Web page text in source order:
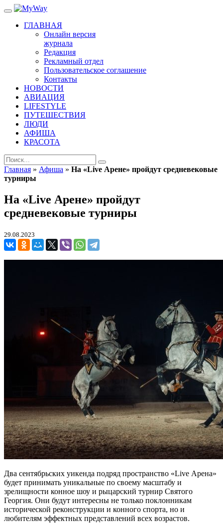
ГЛАВНАЯ
Онлайн версия
журнала
Редакция
Рекламный отдел
Пользовательское соглашение
Контакты
НОВОСТИ
АВИАЦИЯ
LIFESTYLE
ПУТЕШЕСТВИЯ
ЛЮДИ
АФИША
КРАСОТА
Главная » Афиша » На «Live Арене» пройдут средневековые
турниры
На «Live Арене» пройдут
средневековые турниры
29.08.2023
Два сентябрьских уикенда подряд пространство «Live Арена»
будет принимать уникальные по своему масштабу и
зрелищности конное шоу и рыцарский турнир Святого
Георгия. Они будут интересны не только поклонникам
исторической реконструкции и конного спорта, но и
любителям эффектных представлений всех возрастов.